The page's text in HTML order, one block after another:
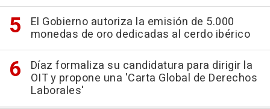
El Gobierno autoriza la emisión de 5.000
monedas de oro dedicadas al cerdo ibérico
Díaz formaliza su candidatura para dirigir la
OIT y propone una 'Carta Global de Derechos
Laborales'